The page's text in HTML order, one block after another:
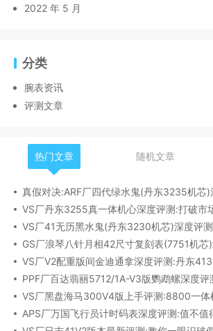
2022 年 5 月
分类
腕表资讯
评测文章
热门文章 随机文章
真假对决:ARF厂四代绿水鬼(丹东3235机芯)
VS厂41无历黑水鬼(丹东3230机芯)深度评
GS厂浪琴八针月相42尺寸复刻表(7751机芯
APS厂万国飞行员计时码表深度评测:值不值